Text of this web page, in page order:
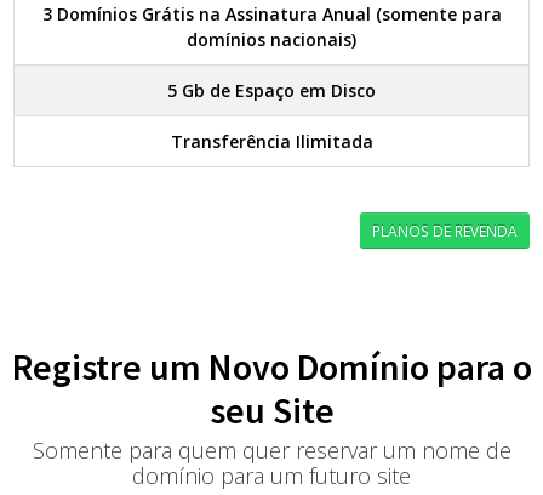
3 Domínios Grátis na Assinatura Anual (somente para
domínios nacionais)
5 Gb de Espaço em Disco
Transferência Ilimitada
PLANOS DE REVENDA
Registre um Novo Domínio para o
seu Site
Somente para quem quer reservar um nome de
domínio para um futuro site